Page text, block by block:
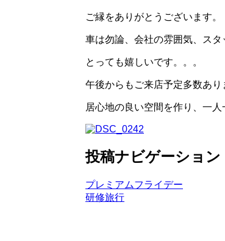
ご縁をありがとうございます。
車は勿論、会社の雰囲気、ス
とっても嬉しいです。。。
午後からもご来店予定多数あり
居心地の良い空間を作り、一
投稿ナビゲーション
プレミアムフライデー
研修旅行